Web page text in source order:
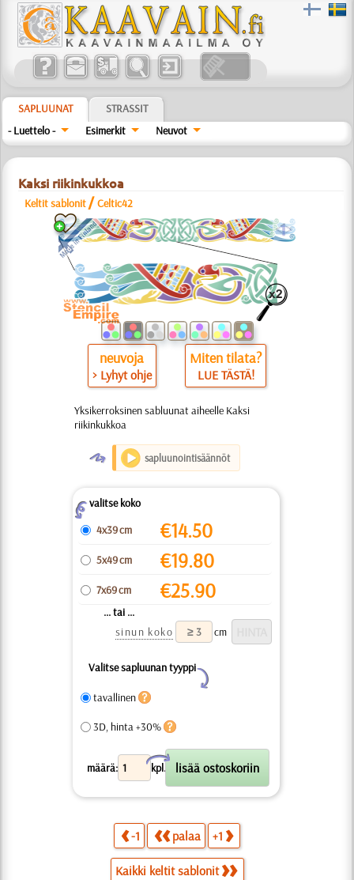
SAPLUUNAT
STRASSIT
- Luettelo -
Esimerkit Neuvot
Kaksi riikinkukkoa
Keltit sablonit /Celtic42
a
neuvoja
> Lyhyt ohje
Miten tilata?
LUE TÄSTÄ!
Yksikerroksinen sabluunat aiheelle Kaksi
riikinkukkoa
O sapluunointisäännöt
Zvalitse koko
4x39 cm
€14.50
5x49 cm €19.80
7x69 cm €25.90
... tai ...
sinun koko
cm
Valitse sapluunan tyyppi
Y
tavallinen
3D, hinta +30%
määrä: kpl.
X
-1 palaa +1
Kaikki keltit sablonit